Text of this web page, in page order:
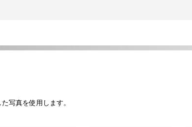
写真を使用します。